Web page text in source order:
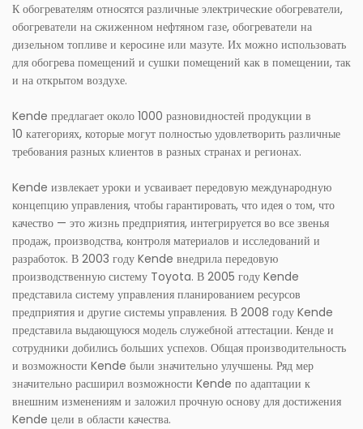
К обогревателям относятся различные электрические обогреватели,
обогреватели на сжиженном нефтяном газе, обогреватели на
дизельном топливе и керосине или мазуте. Их можно использовать
для обогрева помещений и сушки помещений как в помещении, так
и на открытом воздухе.
Kende предлагает около 1000 разновидностей продукции в
10 категориях, которые могут полностью удовлетворить различные
требования разных клиентов в разных странах и регионах.
Kende извлекает уроки и усваивает передовую международную
концепцию управления, чтобы гарантировать, что идея о том, что
качество — это жизнь предприятия, интегрируется во все звенья
продаж, производства, контроля материалов и исследований и
разработок. В 2003 году Kende внедрила передовую
производственную систему Toyota. В 2005 году Kende
представила систему управления планированием ресурсов
предприятия и другие системы управления. В 2008 году Kende
представила выдающуюся модель служебной аттестации. Кенде и
сотрудники добились больших успехов. Общая производительность
и возможности Kende были значительно улучшены. Ряд мер
значительно расширил возможности Kende по адаптации к
внешним изменениям и заложил прочную основу для достижения
Kende цели в области качества.